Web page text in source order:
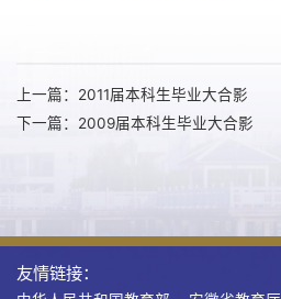
上一篇：2011届本科生毕业大合影
下一篇：2009届本科生毕业大合影
友情链接：